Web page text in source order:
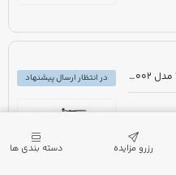
مزایده دولتی کامیون کشنده اسکانیا 480 مدل 2002 رنگ قرمز
در انتظار ارسال پیشنهاد
رزرو مزایده دسته بندی ها